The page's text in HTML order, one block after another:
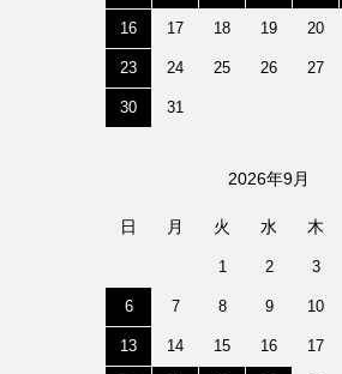
16 17 18 19 20
23 24 25 26 27
30 31
2026年9月
日 月 火 水 木
1 2 3
6 7 8 9 10
13 14 15 16 17